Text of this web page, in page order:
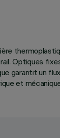
Optiques
garantit un
et